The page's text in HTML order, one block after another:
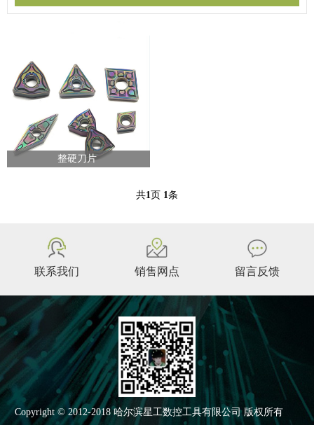
整硬刀片
共1页 1条
联系我们 销售网点 留言反馈
Copyright © 2012-2018 哈尔滨星工数控工具有限公司 版权所有